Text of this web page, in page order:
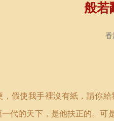
般若
香
假使我手裡沒有紙，請你
代的天下，是他扶正的。